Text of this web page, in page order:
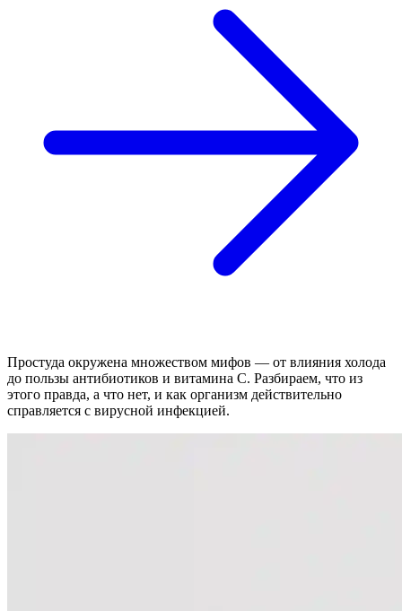
Простуда окружена множеством мифов — от влияния холода
до пользы антибиотиков и витамина C. Разбираем, что из
этого правда, а что нет, и как организм действительно
справляется с вирусной инфекцией.